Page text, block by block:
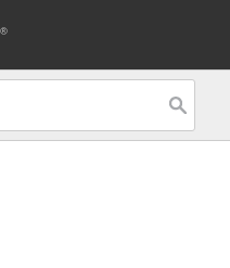
®